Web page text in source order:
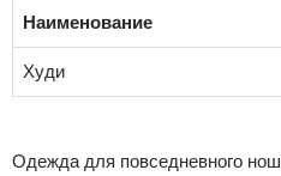
Наименование
Худи
Одежда для повседневного